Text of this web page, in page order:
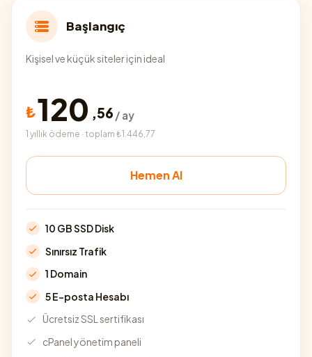
Başlangıç
Kişisel ve küçük siteler için ideal
₺120 ,56 / ay
1 yıllık ödeme · toplam ₺1.446,77
Hemen Al
10 GB SSD Disk
Sınırsız Trafik
1 Domain
5 E-posta Hesabı
Ücretsiz SSL sertifikası
cPanel yönetim paneli